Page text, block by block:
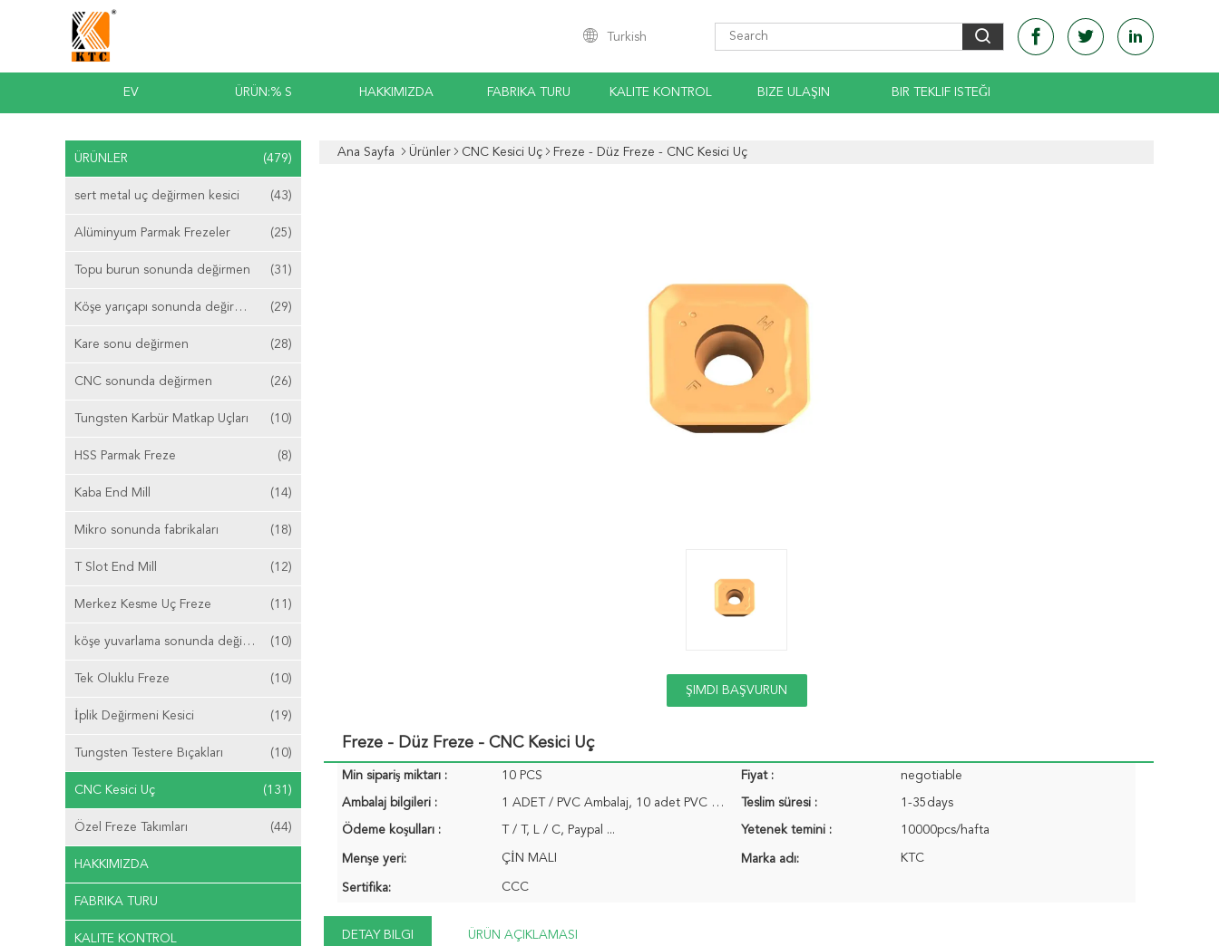
Turkish
EV ÜRÜN:% S HAKKIMIZDA FABRIKA TURU KALITE KONTROL BIZE ULAŞIN BIR TEKLIF ISTEĞI
ÜRÜNLER (479)
sert metal uç değirmen kesici (43)
Alüminyum Parmak Frezeler (25)
Topu burun sonunda değirmen (31)
Köşe yarıçapı sonunda değirmen (29)
Kare sonu değirmen (28)
CNC sonunda değirmen (26)
Tungsten Karbür Matkap Uçları (10)
HSS Parmak Freze (8)
Kaba End Mill (14)
Mikro sonunda fabrikaları (18)
T Slot End Mill (12)
Merkez Kesme Uç Freze (11)
köşe yuvarlama sonunda değirmen (10)
Tek Oluklu Freze (10)
İplik Değirmeni Kesici (19)
Tungsten Testere Bıçakları (10)
CNC Kesici Uç (131)
Özel Freze Takımları (44)
HAKKIMIZDA
FABRIKA TURU
KALITE KONTROL
Ana Sayfa Ürünler CNC Kesici Uç Freze - Düz Freze - CNC Kesici Uç
ŞIMDI BAŞVURUN
Freze - Düz Freze - CNC Kesici Uç
Min sipariş miktarı : 10 PCS Fiyat : negotiable
Ambalaj bilgileri : 1 ADET / PVC Ambalaj, 10 adet PVC Ambalaj / Paket ... Teslim süresi : 1-35days
Ödeme koşulları : T / T, L / C, Paypal ... Yetenek temini : 10000pcs/hafta
Menşe yeri: ÇİN MALI Marka adı: KTC
Sertifika: CCC
DETAY BILGI ÜRÜN AÇIKLAMASI